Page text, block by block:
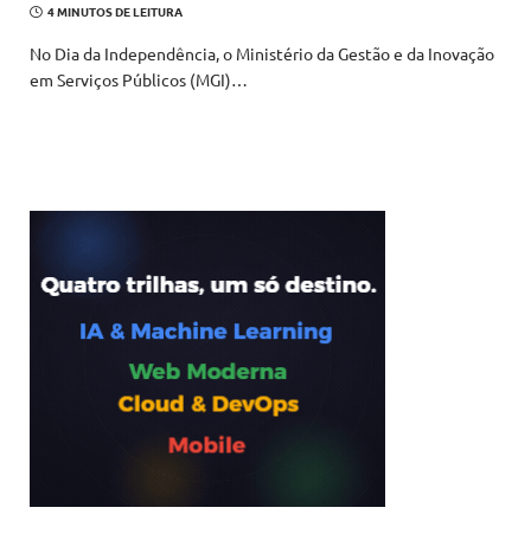
4 MINUTOS DE LEITURA
No Dia da Independência, o Ministério da Gestão e da Inovação
em Serviços Públicos (MGI)…